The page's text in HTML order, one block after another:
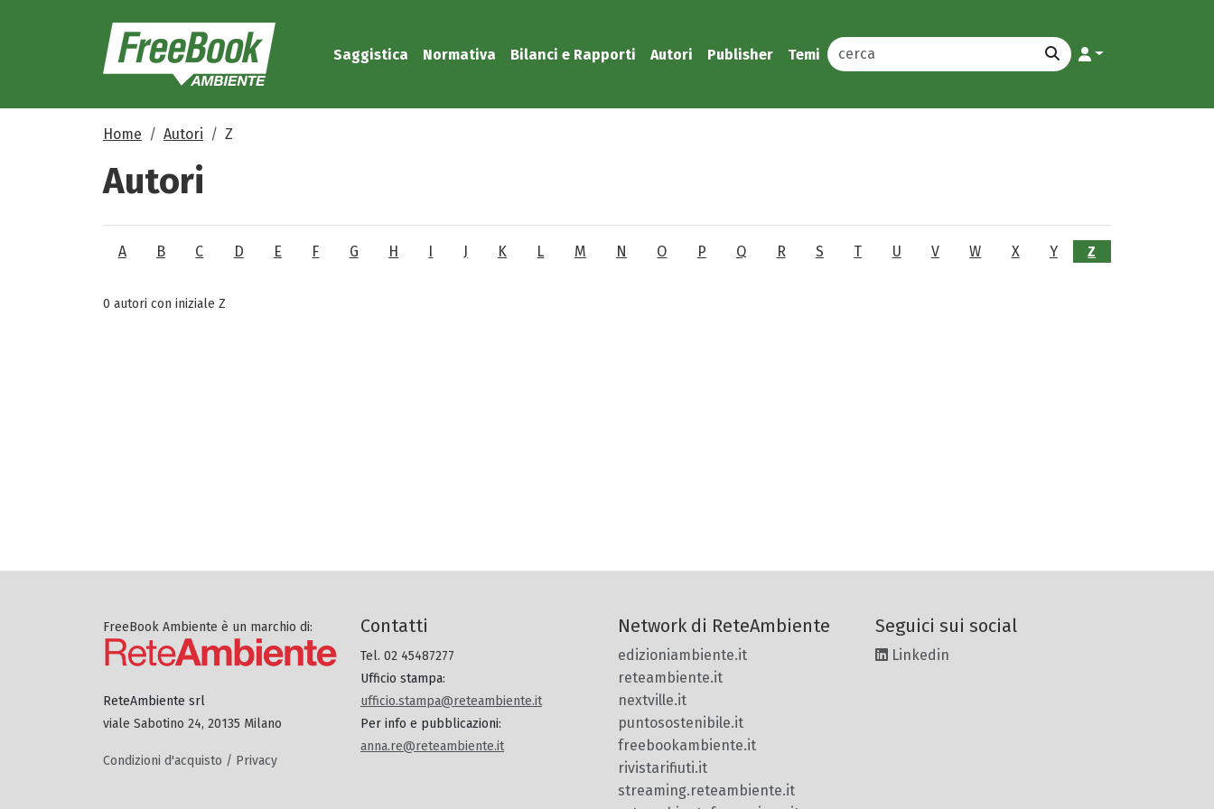
Saggistica Normativa Bilanci e Rapporti Autori Publisher Temi
Home Autori Z
Autori
A B C D E F G H I J K L M N O P Q R S T U V W X Y Z
0 autori con iniziale Z
FreeBook Ambiente è un marchio di:
ReteAmbiente srl
viale Sabotino 24, 20135 Milano
Condizioni d'acquisto / Privacy
Contatti
Tel. 02 45487277
Ufficio stampa:
ufficio.stampa@reteambiente.it
Per info e pubblicazioni:
anna.re@reteambiente.it
Network di ReteAmbiente
edizioniambiente.it
reteambiente.it
nextville.it
puntosostenibile.it
freebookambiente.it
rivistarifiuti.it
streaming.reteambiente.it
Seguici sui social
Linkedin